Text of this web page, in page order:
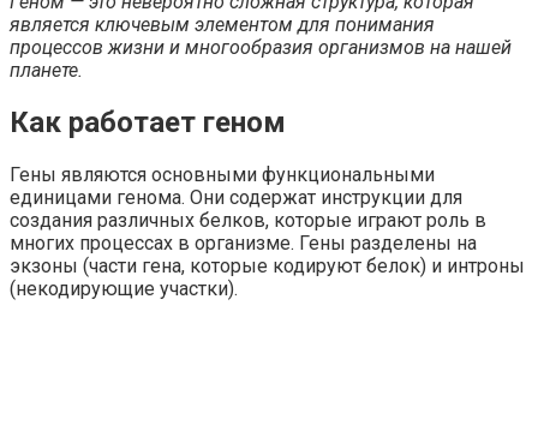
является ключевым элементом для понимания
процессов жизни и многообразия организмов на нашей
планете.
Как работает геном
Гены являются основными функциональными
единицами генома. Они содержат инструкции для
создания различных белков, которые играют роль в
многих процессах в организме. Гены разделены на
экзоны (части гена, которые кодируют белок) и интроны
(некодирующие участки).